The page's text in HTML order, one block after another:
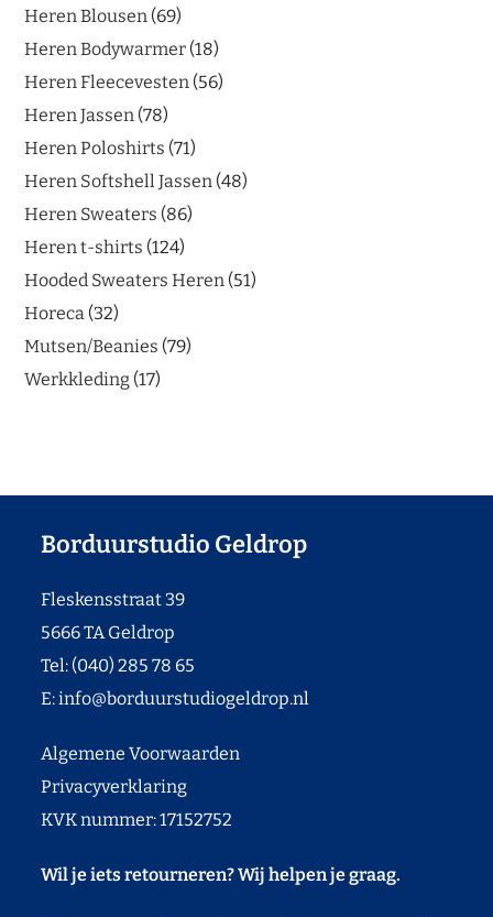
Heren Blousen 69
Heren Bodywarmer 18
Heren Fleecevesten 56
Heren Jassen 78
Heren Poloshirts 71
Heren Softshell Jassen 48
Heren Sweaters 86
Heren t-shirts 124
Hooded Sweaters Heren 51
Horeca 32
Mutsen/Beanies 79
Werkkleding 17
Borduurstudio Geldrop
Fleskensstraat 39
5666 TA Geldrop
Tel: (040) 285 78 65
E:info@borduurstudiogeldrop.nl
Algemene Voorwaarden
Privacyverklaring
KVK nummer: 17152752
Wil je iets retourneren? Wij helpen je graag.